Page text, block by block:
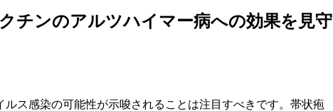
チンのアルツハイマー病への効果を見守
ス感染の可能性が示唆されることは注目すべきです。帯状疱